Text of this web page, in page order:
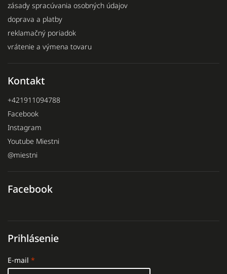
zásady spracúvania osobných údajov
doprava a platby
reklamačný poriadok
vrátenie a výmena tovaru
Kontakt
+421911094788
Facebook
Instagram
Youtube Miestni
@miestni
Facebook
Prihlásenie
E-mail